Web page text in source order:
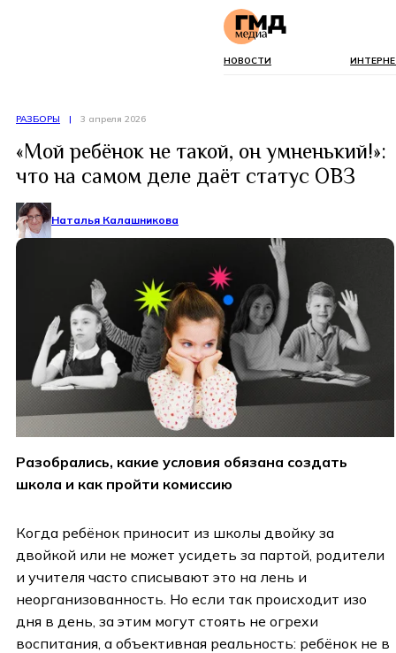
НОВОСТИ
РАЗБОРЫ | 3 апреля 2026
«Мой ребёнок не такой, он умненький!»:
что на самом деле даёт статус ОВЗ
Наталья Калашникова
Разобрались, какие условия обязана создать
школа и как пройти комиссию
Когда ребёнок приносит из школы двойку за
двойкой или не может усидеть за партой, родители
и учителя часто списывают это на лень и
неорганизованность. Но если так происходит изо
дня в день, за этим могут стоять не огрехи
воспитания, а объективная реальность: ребёнок не в